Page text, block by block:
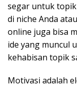
segar untuk
di niche Anda
online juga bisa
ide yang muncul
kehabisan topik
Motivasi adalah